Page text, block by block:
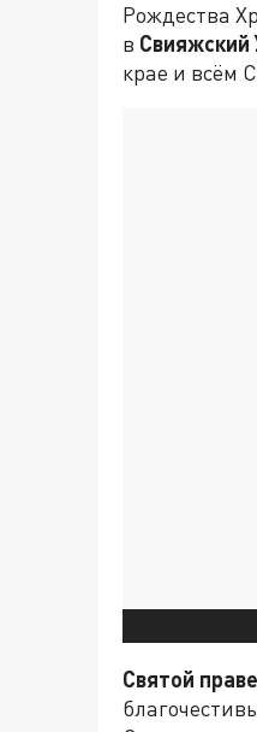
Рождества
в Свияжский
крае и всём
Святой